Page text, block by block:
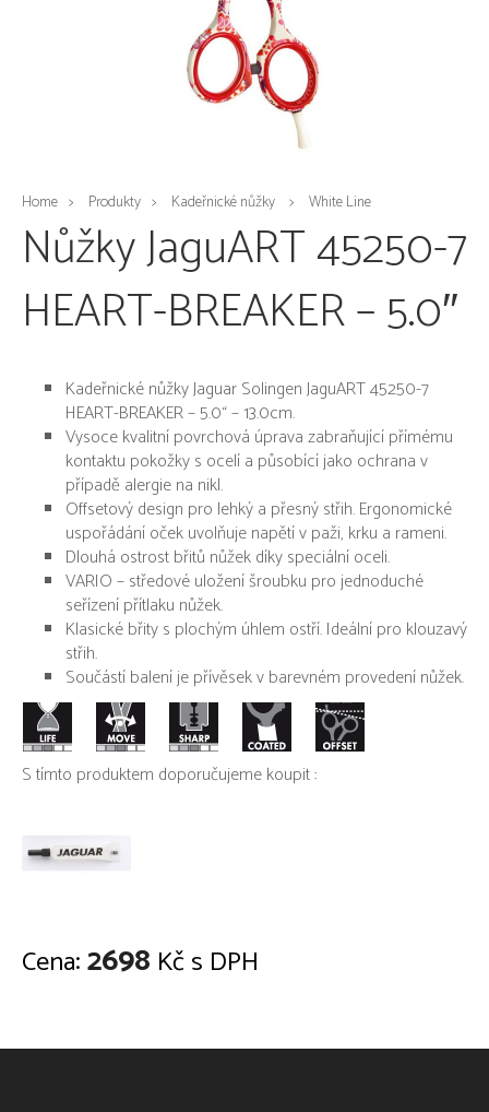
Home Produkty Kadeřnické nůžky White Line
Nůžky JaguART 45250-7
HEART-BREAKER – 5.0″
Kadeřnické nůžky Jaguar Solingen JaguART 45250-7
HEART-BREAKER – 5.0“ – 13.0cm.
Vysoce kvalitní povrchová úprava zabraňující přímému
kontaktu pokožky s ocelí a působící jako ochrana v
případě alergie na nikl.
Offsetový design pro lehký a přesný střih. Ergonomické
uspořádání oček uvolňuje napětí v paži, krku a rameni.
Dlouhá ostrost břitů nůžek díky speciální oceli.
VARIO – středové uložení šroubku pro jednoduché
seřízení přítlaku nůžek.
Klasické břity s plochým úhlem ostří. Ideální pro klouzavý
střih.
Součástí balení je přívěsek v barevném provedení nůžek.
S tímto produktem doporučujeme koupit :
Cena:2698 Kč s DPH